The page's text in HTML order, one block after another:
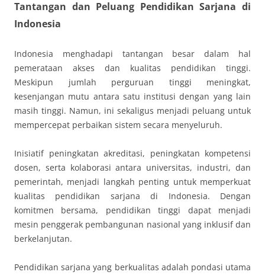
Tantangan dan Peluang Pendidikan Sarjana di
Indonesia
Indonesia menghadapi tantangan besar dalam hal
pemerataan akses dan kualitas pendidikan tinggi.
Meskipun jumlah perguruan tinggi meningkat,
kesenjangan mutu antara satu institusi dengan yang lain
masih tinggi. Namun, ini sekaligus menjadi peluang untuk
mempercepat perbaikan sistem secara menyeluruh.
Inisiatif peningkatan akreditasi, peningkatan kompetensi
dosen, serta kolaborasi antara universitas, industri, dan
pemerintah, menjadi langkah penting untuk memperkuat
kualitas pendidikan sarjana di Indonesia. Dengan
komitmen bersama, pendidikan tinggi dapat menjadi
mesin penggerak pembangunan nasional yang inklusif dan
berkelanjutan.
Pendidikan sarjana yang berkualitas adalah pondasi utama